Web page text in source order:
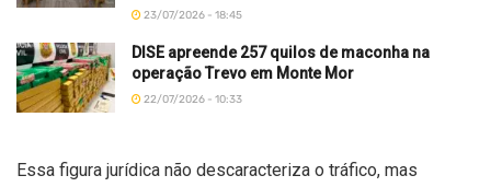
23/07/2026 - 18:45
DISE apreende 257 quilos de maconha na
operação Trevo em Monte Mor
22/07/2026 - 10:33
Essa figura jurídica não descaracteriza o tráfico, mas